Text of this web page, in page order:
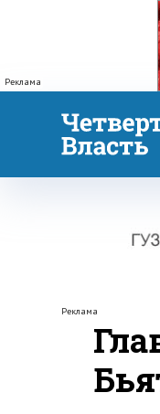
Реклама
Реклама